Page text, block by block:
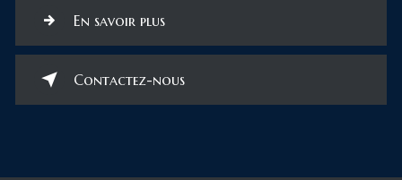
En savoir plus
Contactez-nous